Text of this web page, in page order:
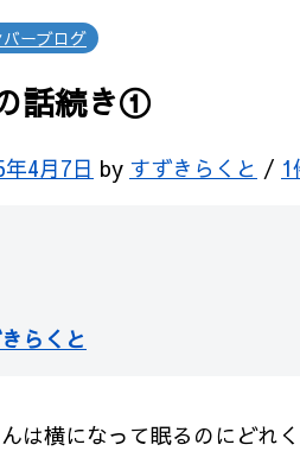
バーブログ
話続き①
4月7日 by すずきらくと / 1
らくと
は横になって眠るのにどれ